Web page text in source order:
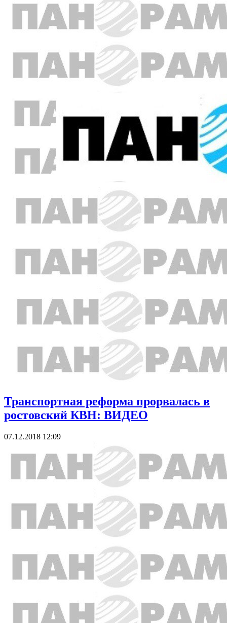
Транспортная реформа прорвалась в
ростовский КВН: ВИДЕО
07.12.2018 12:09